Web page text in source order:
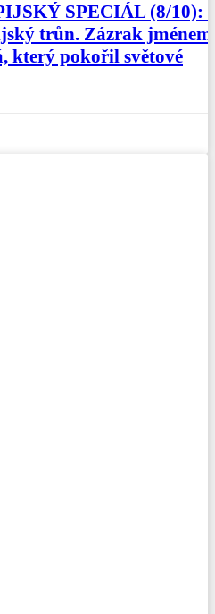
SPECIÁL (8/10):
trůn. Zázrak jménem
který pokořil světové